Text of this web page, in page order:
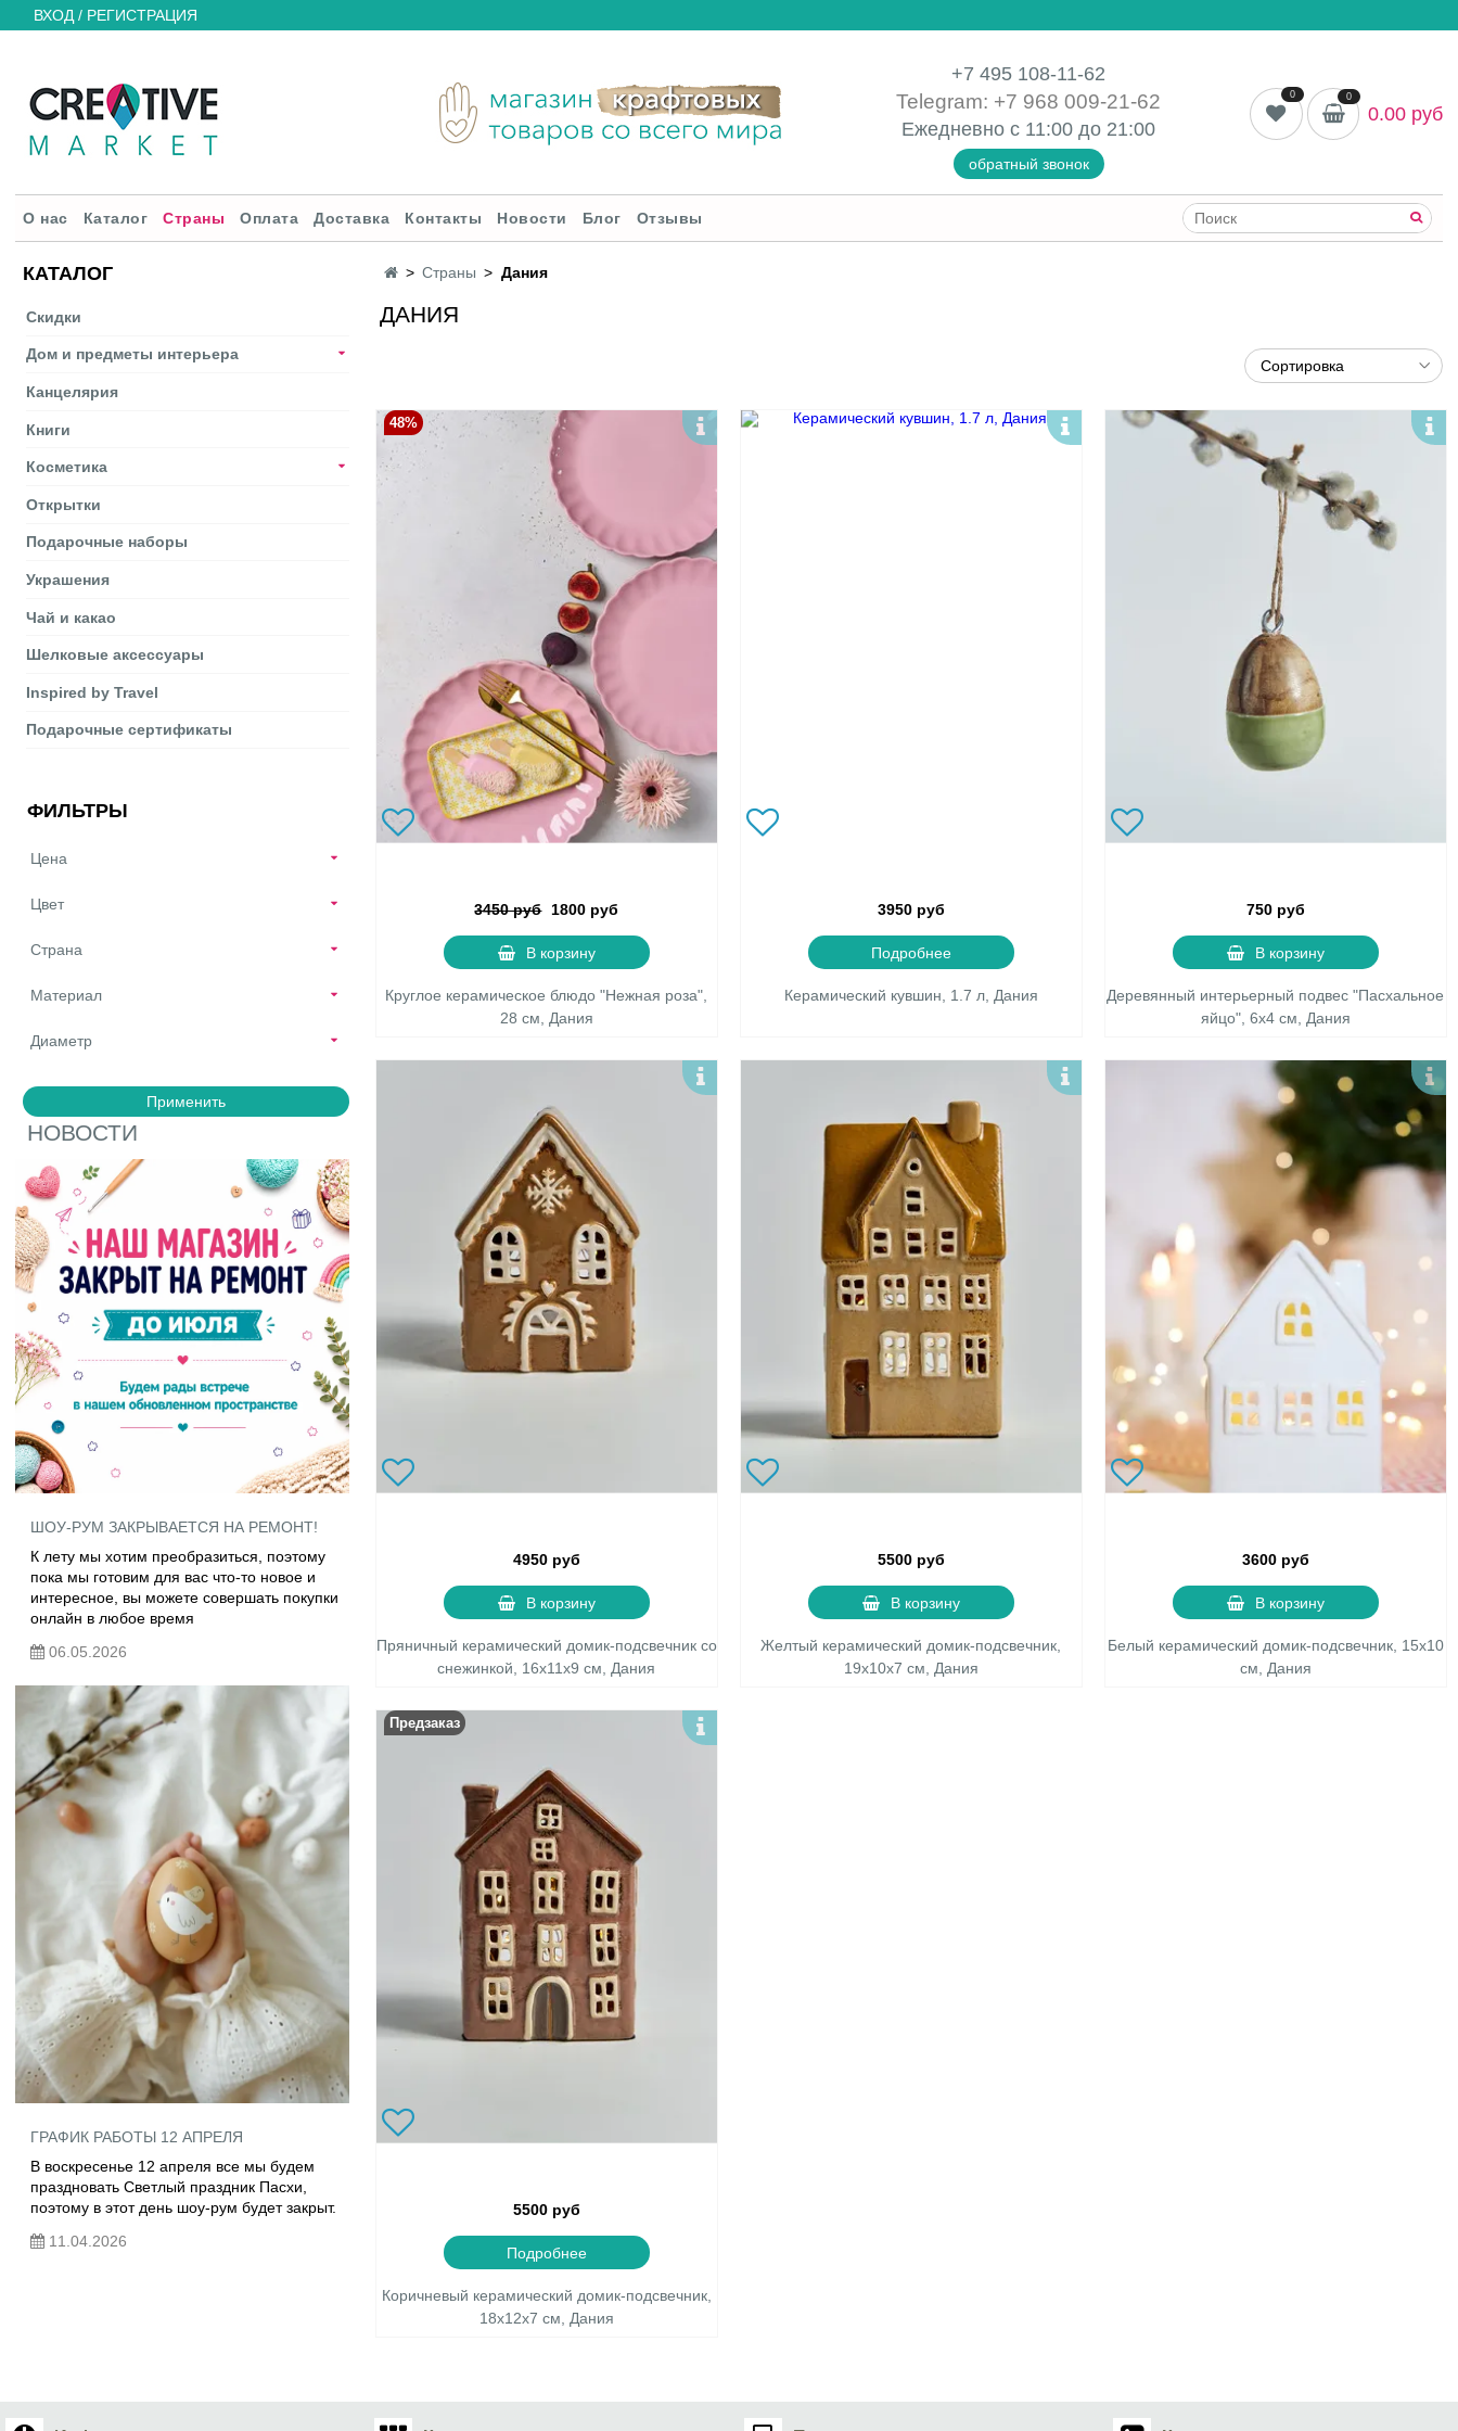
ВХОД / РЕГИСТРАЦИЯ
+7 495 108-11-62
Telegram: +7 968 009-21-62
Ежедневно с 11:00 до 21:00
обратный звонок
0 0
0.00 руб
О нас Каталог Страны Оплата Доставка Контакты Новости Блог Отзывы
КАТАЛОГ
Скидки
Дом и предметы интерьера
Канцелярия
Книги
Косметика
Открытки
Подарочные наборы
Украшения
Чай и какао
Шелковые аксеcсуары
Inspired by Travel
Подарочные сертификаты
ФИЛЬТРЫ
Цена
Цвет
Страна
Материал
Диаметр
Применить
НОВОСТИ
ШОУ-РУМ ЗАКРЫВАЕТСЯ НА РЕМОНТ!
К лету мы хотим преобразиться, поэтому
пока мы готовим для вас что-то новое и
интересное, вы можете совершать покупки
онлайн в любое время
06.05.2026
ГРАФИК РАБОТЫ 12 АПРЕЛЯ
В воскресенье 12 апреля все мы будем
праздновать Светлый праздник Пасхи,
поэтому в этот день шоу-рум будет закрыт.
11.04.2026
Страны Дания
ДАНИЯ
48%
3450 руб 1800 руб
В корзину
Круглое керамическое блюдо "Нежная роза",
28 см, Дания
3950 руб
Подробнее
Керамический кувшин, 1.7 л, Дания
750 руб
В корзину
Деревянный интерьерный подвес "Пасхальное
яйцо", 6х4 см, Дания
4950 руб
В корзину
Пряничный керамический домик-подсвечник со
снежинкой, 16х11х9 см, Дания
5500 руб
В корзину
Желтый керамический домик-подсвечник,
19х10х7 см, Дания
3600 руб
В корзину
Белый керамический домик-подсвечник, 15х10
см, Дания
Предзаказ
5500 руб
Подробнее
Коричневый керамический домик-подсвечник,
18х12х7 см, Дания